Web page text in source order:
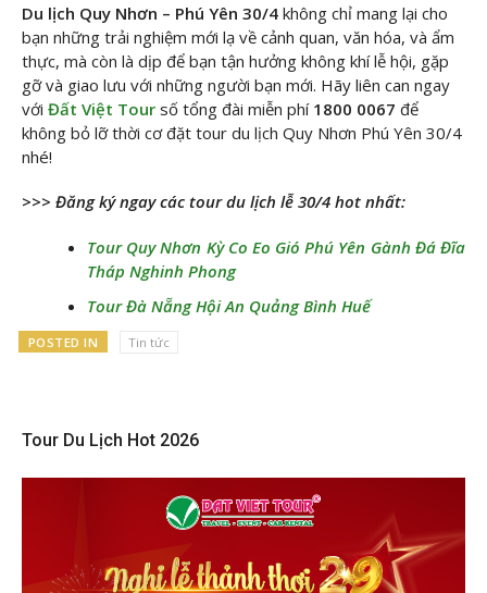
Du lịch Quy Nhơn – Phú Yên 30/4 không chỉ mang lại cho
bạn những trải nghiệm mới lạ về cảnh quan, văn hóa, và ẩm
thực, mà còn là dịp để bạn tận hưởng không khí lễ hội, gặp
gỡ và giao lưu với những người bạn mới. Hãy liên can ngay
với Đất Việt Tour số tổng đài miễn phí 1800 0067 để
không bỏ lỡ thời cơ đặt tour du lịch Quy Nhơn Phú Yên 30/4
nhé!
>>> Đăng ký ngay các tour du lịch lễ 30/4 hot nhất:
Tour Quy Nhơn Kỳ Co Eo Gió Phú Yên Gành Đá Đĩa
Tháp Nghinh Phong
Tour Đà Nẵng Hội An Quảng Bình Huế
POSTED IN Tin tức
Tour Du Lịch Hot 2026